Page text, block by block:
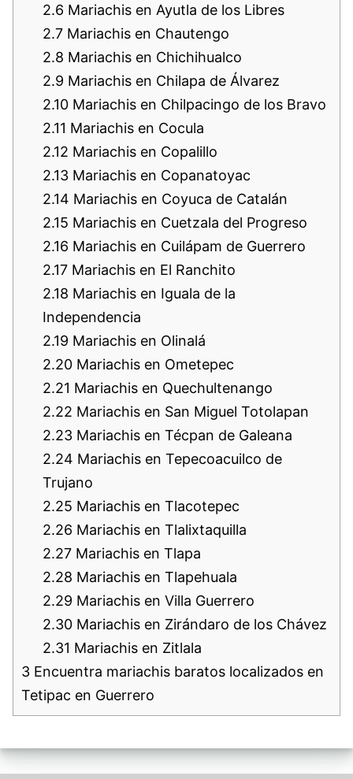
2.6 Mariachis en Ayutla de los Libres
2.7 Mariachis en Chautengo
2.8 Mariachis en Chichihualco
2.9 Mariachis en Chilapa de Álvarez
2.10 Mariachis en Chilpacingo de los Bravo
2.11 Mariachis en Cocula
2.12 Mariachis en Copalillo
2.13 Mariachis en Copanatoyac
2.14 Mariachis en Coyuca de Catalán
2.15 Mariachis en Cuetzala del Progreso
2.16 Mariachis en Cuilápam de Guerrero
2.17 Mariachis en El Ranchito
2.18 Mariachis en Iguala de la
Independencia
2.19 Mariachis en Olinalá
2.20 Mariachis en Ometepec
2.21 Mariachis en Quechultenango
2.22 Mariachis en San Miguel Totolapan
2.23 Mariachis en Técpan de Galeana
2.24 Mariachis en Tepecoacuilco de
Trujano
2.25 Mariachis en Tlacotepec
2.26 Mariachis en Tlalixtaquilla
2.27 Mariachis en Tlapa
2.28 Mariachis en Tlapehuala
2.29 Mariachis en Villa Guerrero
2.30 Mariachis en Zirándaro de los Chávez
2.31 Mariachis en Zitlala
3 Encuentra mariachis baratos localizados en
Tetipac en Guerrero